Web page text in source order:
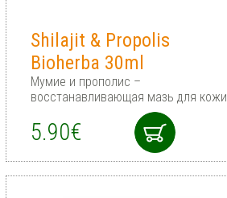
Shilajit & Propolis
Bioherba 30ml
Мумие и прополис –
восстанавливающая мазь для кожи
5.90€